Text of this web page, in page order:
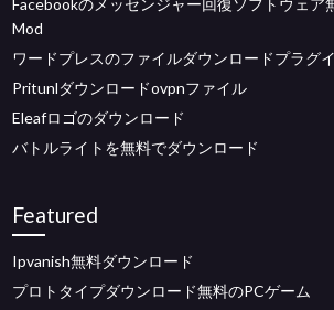
Facebookのメッセンジャー回復ソフトウェア
Mod
ワードプレスのファイルダウンロードプラグ
Pritunlダウンロードovpnファイル
Eleafロゴのダウンロード
バトルライトを無料でダウンロード
Featured
Ipvanish無料ダウンロード
プロトタイプダウンロード無料のPCゲーム